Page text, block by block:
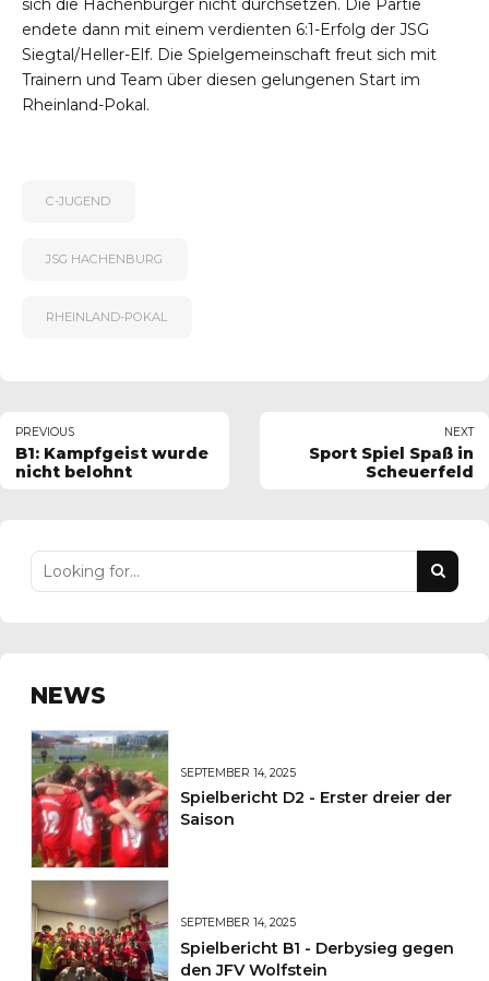
sich die Hachenburger nicht durchsetzen. Die Partie
endete dann mit einem verdienten 6:1-Erfolg der JSG
Siegtal/Heller-Elf. Die Spielgemeinschaft freut sich mit
Trainern und Team über diesen gelungenen Start im
Rheinland-Pokal.
C-JUGEND
JSG HACHENBURG
RHEINLAND-POKAL
PREVIOUS
B1: Kampfgeist wurde
nicht belohnt
NEXT
Sport Spiel Spaß in
Scheuerfeld
NEWS
SEPTEMBER 14, 2025
Spielbericht D2 - Erster dreier der
Saison
SEPTEMBER 14, 2025
Spielbericht B1 - Derbysieg gegen
den JFV Wolfstein